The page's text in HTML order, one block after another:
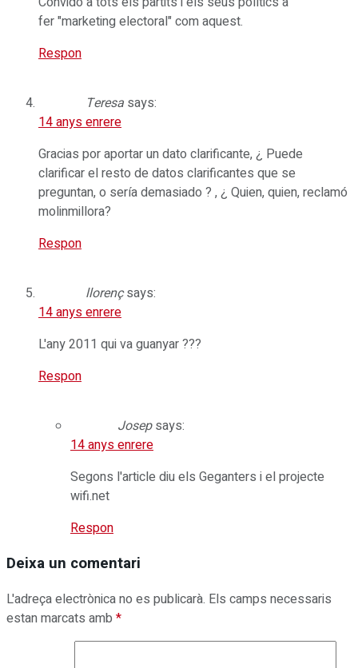
fer "marketing electoral" com aquest.
Respon
Teresa says:
14 anys enrere
Gracias por aportar un dato clarificante, ¿ Puede
clarificar el resto de datos clarificantes que se
preguntan, o sería demasiado ? , ¿ Quien, quien, reclamó
molinmillora?
Respon
llorenç says:
14 anys enrere
L'any 2011 qui va guanyar ???
Respon
Josep says:
14 anys enrere
Segons l'article diu els Geganters i el projecte
wifi.net
Respon
Deixa un comentari
L'adreça electrònica no es publicarà. Els camps necessaris
estan marcats amb *